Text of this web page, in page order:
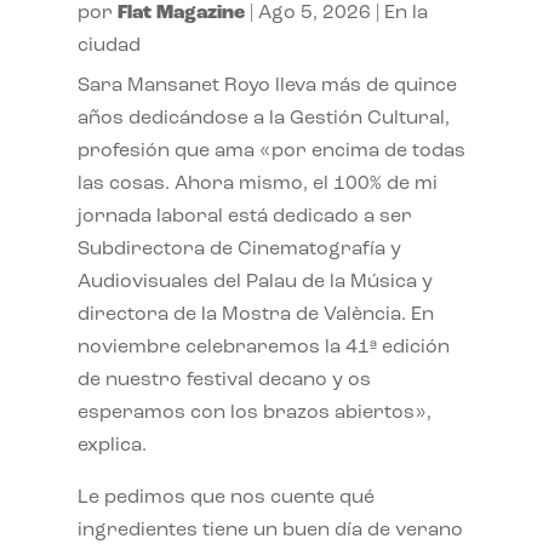
por Flat Magazine| Ago 5, 2026
En la
ciudad
Sara Mansanet Royo lleva más de quince
años dedicándose a la Gestión Cultural,
profesión que ama «por encima de todas
las cosas. Ahora mismo, el 100% de mi
jornada laboral está dedicado a ser
Subdirectora de Cinematografía y
Audiovisuales del Palau de la Música y
directora de la Mostra de València. En
noviembre celebraremos la 41ª edición
de nuestro festival decano y os
esperamos con los brazos abiertos»,
explica.
Le pedimos que nos cuente qué
ingredientes tiene un buen día de verano